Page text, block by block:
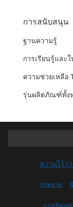
การสนับสนุน
ฐานความรู้
การเรียนรู้และ
ความช่วยเหลือ
รุ่นผลิตภัณฑ์ทั้ง
ความไว้วา
กฎหมาย
การเปิดเ